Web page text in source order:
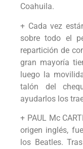
Coahuila.
+ Cada vez
sobre todo el
repartición de
gran mayoría
luego la
talón del
ayudarlos los
+ PAUL Mc
origen inglés,
los Beatles.